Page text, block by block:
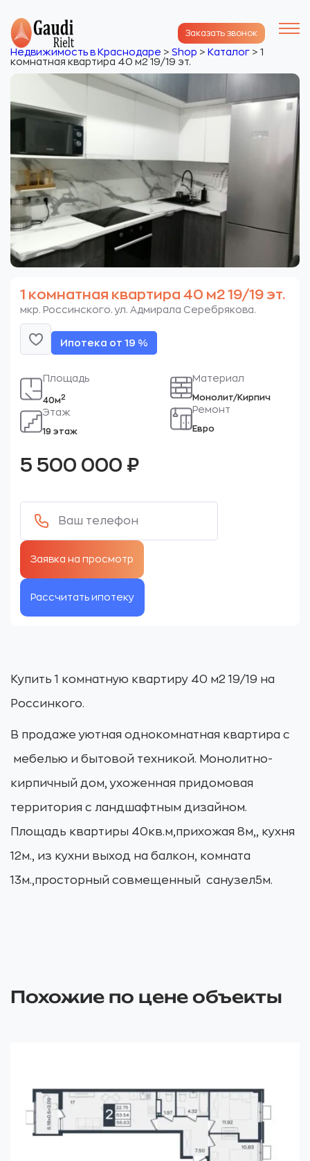
Заказать звонок
Недвижимость в Краснодаре > Shop > Каталог > 1
комнатная квартира 40 м2 19/19 эт.
1 комнатная квартира 40 м2 19/19 эт.
мкр. Россинского. ул. Адмирала Серебрякова.
Ипотека от 19 %
Площадь
40м2
Этаж
19 этаж
Материал
Монолит/Кирпич
Ремонт
Евро
5 500 000 ₽
Рассчитать ипотеку
Купить 1 комнатную квартиру 40 м2 19/19 на
Россинкого.
В продаже уютная однокомнатная квартира с
мебелью и бытовой техникой. Монолитно-
кирпичный дом, ухоженная придомовая
территория с ландшафтным дизайном.
Площадь квартиры 40кв.м,прихожая 8м,, кухня
12м., из кухни выход на балкон, комната
13м.,просторный совмещенный санузел5м.
Похожие по цене объекты